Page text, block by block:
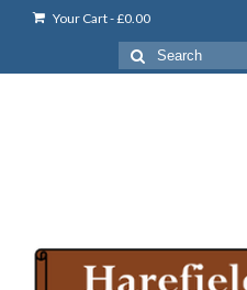
Your Cart-£0.00
Search
for: